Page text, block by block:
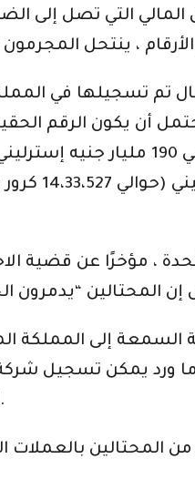
المالي التي تصل
، مؤخرًا عن قضية
السمعة إلى المملكة
المملكة المتحدة دون شرط إلزامي لتقديم طلبات تحديد الهوية.
من المحتالين